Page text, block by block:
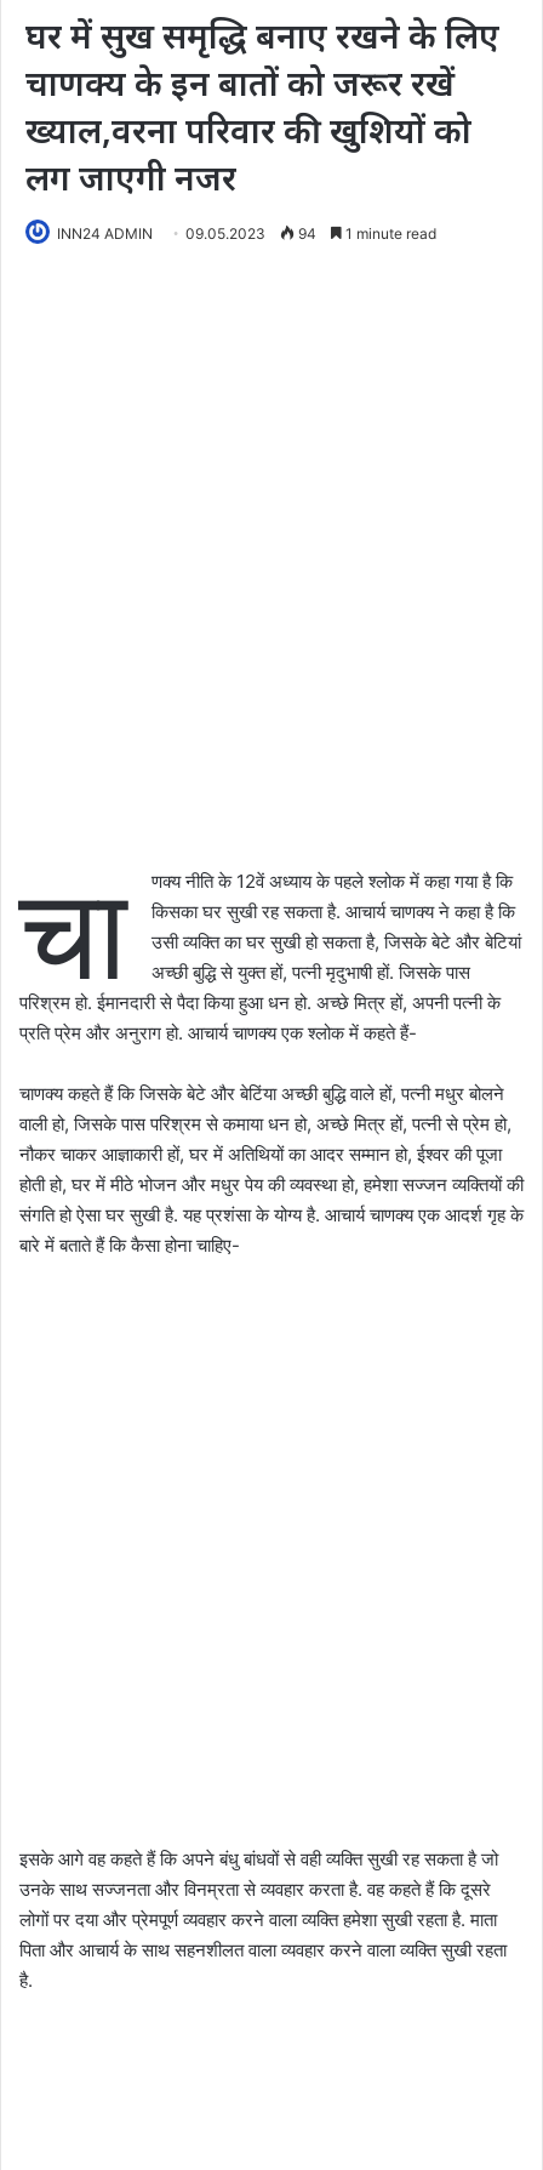
घर में सुख समृद्धि बनाए रखने के लिए
चाणक्य के इन बातों को जरूर रखें
ख्याल,वरना परिवार की खुशियों को
लग जाएगी नजर
INN24 ADMIN 09.05.2023 94 1 minute read
चा
णक्य नीति के 12वें अध्याय के पहले श्लोक में कहा गया है कि
किसका घर सुखी रह सकता है. आचार्य चाणक्य ने कहा है कि
उसी व्यक्ति का घर सुखी हो सकता है, जिसके बेटे और बेटियां
अच्छी बुद्धि से युक्त हों, पत्नी मृदुभाषी हों. जिसके पास
परिश्रम हो. ईमानदारी से पैदा किया हुआ धन हो. अच्छे मित्र हों, अपनी पत्नी के
प्रति प्रेम और अनुराग हो. आचार्य चाणक्य एक श्लोक में कहते हैं-
चाणक्य कहते हैं कि जिसके बेटे और बेटिंया अच्छी बुद्धि वाले हों, पत्नी मधुर बोलने
वाली हो, जिसके पास परिश्रम से कमाया धन हो, अच्छे मित्र हों, पत्नी से प्रेम हो,
नौकर चाकर आज्ञाकारी हों, घर में अतिथियों का आदर सम्मान हो, ईश्वर की पूजा
होती हो, घर में मीठे भोजन और मधुर पेय की व्यवस्था हो, हमेशा सज्जन व्यक्तियों की
संगति हो ऐसा घर सुखी है. यह प्रशंसा के योग्य है. आचार्य चाणक्य एक आदर्श गृह के
बारे में बताते हैं कि कैसा होना चाहिए-
इसके आगे वह कहते हैं कि अपने बंधु बांधवों से वही व्यक्ति सुखी रह सकता है जो
उनके साथ सज्जनता और विनम्रता से व्यवहार करता है. वह कहते हैं कि दूसरे
लोगों पर दया और प्रेमपूर्ण व्यवहार करने वाला व्यक्ति हमेशा सुखी रहता है. माता
पिता और आचार्य के साथ सहनशीलत वाला व्यवहार करने वाला व्यक्ति सुखी रहता
है.